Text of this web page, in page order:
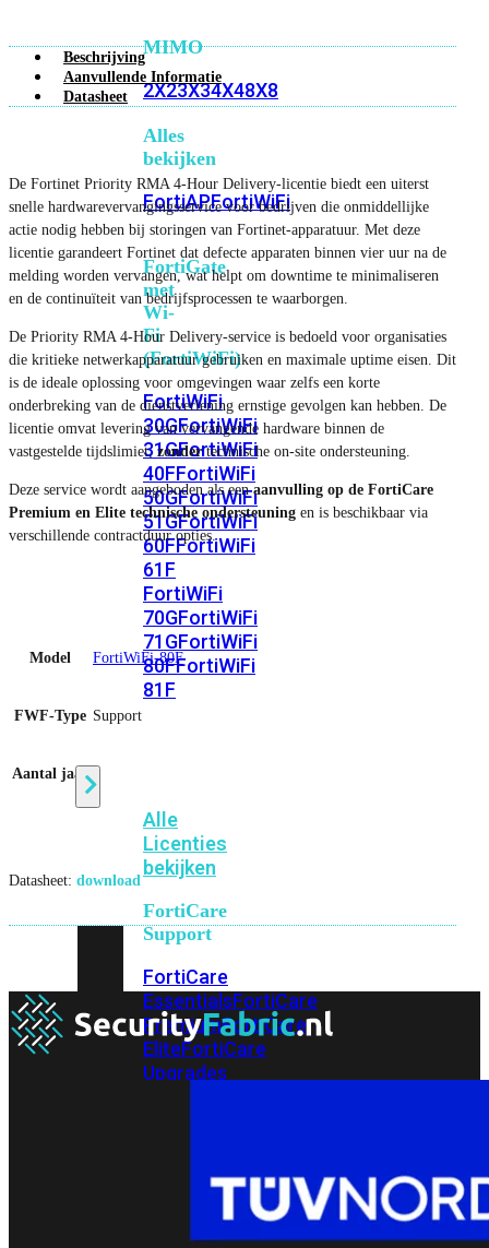
MIMO
2X23X34X48X8
Alles
bekijken
FortiAPFortiWiFi
FortiGate
met
Wi-
Fi
(FortiWiFi)
FortiWiFi
30GFortiWiFi
31GFortiWiFi
40FFortiWiFi
50GFortiWiFi
51GFortiWiFi
60FFortiWiFi
61F
FortiWiFi
70GFortiWiFi
71GFortiWiFi
80FFortiWiFi
81F
Alle
Licenties
bekijken
FortiCare
Support
FortiCare
EssentialsFortiCare
PremiumFortiCare
EliteFortiCare
Upgrades
Beschrijving
Aanvullende Informatie
Datasheet
De Fortinet Priority RMA 4-Hour Delivery-licentie biedt een uiterst
snelle hardwarevervangingsservice voor bedrijven die onmiddellijke
actie nodig hebben bij storingen van Fortinet-apparatuur. Met deze
licentie garandeert Fortinet dat defecte apparaten binnen vier uur na de
melding worden vervangen, wat helpt om downtime te minimaliseren
en de continuïteit van bedrijfsprocessen te waarborgen.
De Priority RMA 4-Hour Delivery-service is bedoeld voor organisaties
die kritieke netwerkapparatuur gebruiken en maximale uptime eisen. Dit
is de ideale oplossing voor omgevingen waar zelfs een korte
onderbreking van de dienstverlening ernstige gevolgen kan hebben. De
licentie omvat levering van vervangende hardware binnen de
vastgestelde tijdslimiet,zondertechnische on-site ondersteuning.
Deze service wordt aangeboden als eenaanvulling op de FortiCare
Premium en Elite technische ondersteuning en is beschikbaar via
verschillende contractduur opties.
Model FortiWiFi-80F
FWF-Type Support
Aantal jaar 1
Datasheet: download